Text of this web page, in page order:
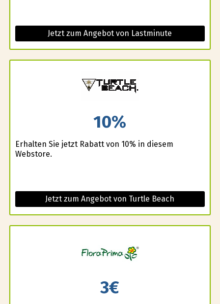
Jetzt zum Angebot von Lastminute
10%
Erhalten Sie jetzt Rabatt von 10% in diesem
Webstore.
Jetzt zum Angebot von Turtle Beach
3€